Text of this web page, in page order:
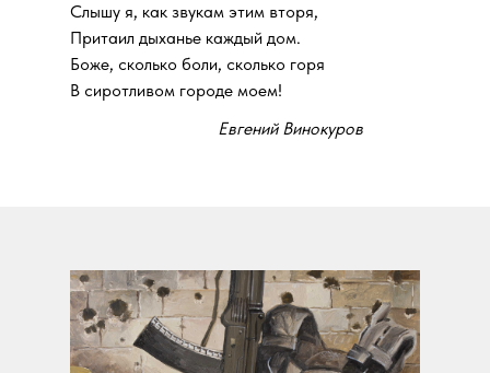
Слышу я, как звукам этим вторя,
Притаил дыханье каждый дом.
Боже, сколько боли, сколько горя
В сиротливом городе моем!
Евгений Винокуров